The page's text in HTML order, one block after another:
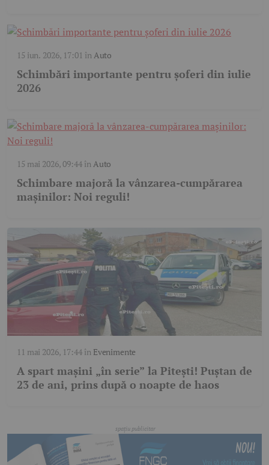
15 iun. 2026, 17:01 în Auto
Schimbări importante pentru șoferi din iulie
2026
15 mai 2026, 09:44în Auto
Schimbare majoră la vânzarea-cumpărarea
mașinilor: Noi reguli!
11 mai 2026, 17:44în Evenimente
A spart mașini „în serie” la Pitești! Puștan de
23 de ani, prins după o noapte de haos